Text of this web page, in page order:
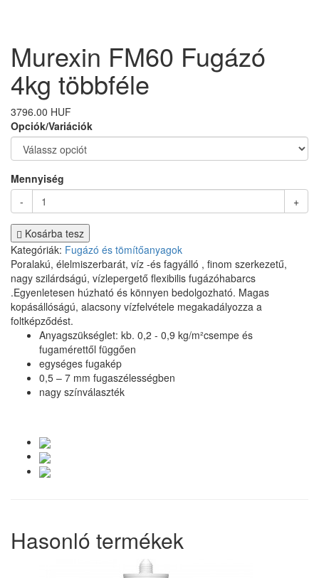
Murexin FM60 Fugázó
4kg többféle
3796.00 HUF
Opciók/Variációk
Mennyiség
-
+
Kosárba tesz
Kategóriák: Fugázó és tömítőanyagok
Poralakú, élelmiszerbarát, víz -és fagyálló , finom szerkezetű,
nagy szilárdságú, vízlepergető flexibilis fugázóhabarcs
.Egyenletesen húzható és könnyen bedolgozható. Magas
kopásállóságú, alacsony vízfelvétele megakadályozza a
foltképződést.
Anyagszükséglet: kb. 0,2 - 0,9 kg/m²csempe és
fugamérettől függően
egységes fugakép
0,5 – 7 mm fugaszélességben
nagy színválaszték
Hasonló termékek